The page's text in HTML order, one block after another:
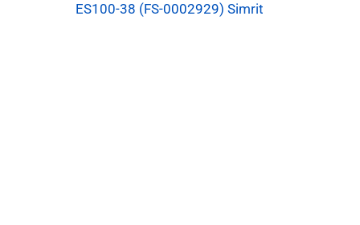
ES100-38 (FS-0002929) Simrit